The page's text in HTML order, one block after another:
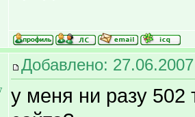
Добавлено:
у меня ни разу 502